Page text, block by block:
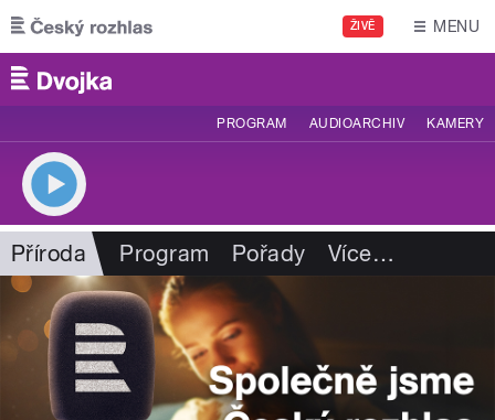
Přejít k hlavnímu obsahu
ŽIVĚ MENU
PROGRAM AUDIOARCHIV KAMERY
Příroda Program Pořady Více…